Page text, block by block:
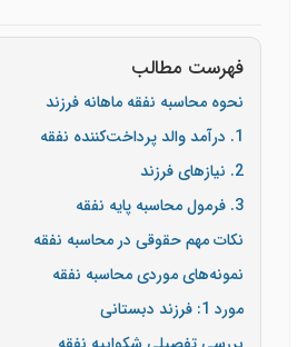
فهرست مطالب
نحوه محاسبه نفقه ماهانه فرزند
1. درآمد والد پرداخت‌کننده نفقه
2. نیازهای فرزند
3. فرمول محاسبه پایه نفقه
نکات مهم حقوقی در محاسبه نفقه
نمونه‌های موردی محاسبه نفقه
مورد 1: فرزند دبستانی